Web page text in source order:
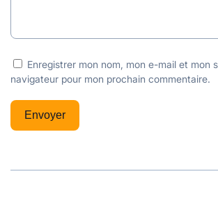
Enregistrer mon nom, mon e-mail et mon
navigateur pour mon prochain commentaire.